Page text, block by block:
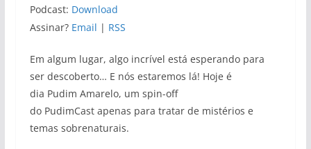
Podcast: Download
Assinar? Email | RSS
Em algum lugar, algo incrível está esperando para
ser descoberto… E nós estaremos lá! Hoje é
dia Pudim Amarelo, um spin-off
do PudimCast apenas para tratar de mistérios e
temas sobrenaturais.